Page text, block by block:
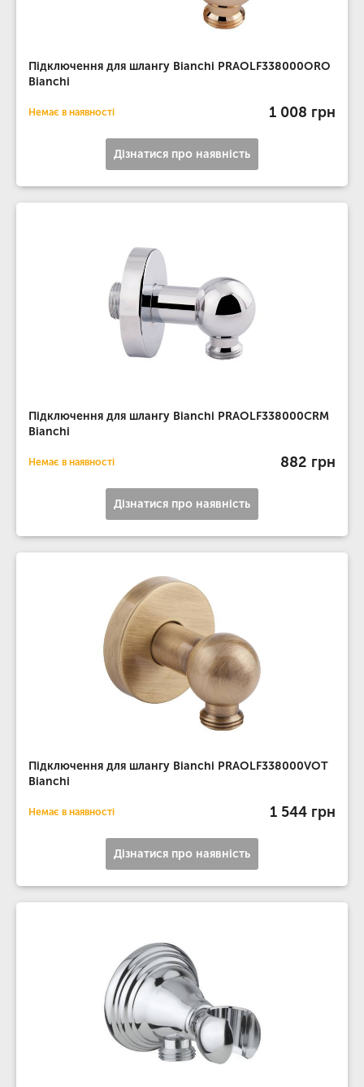
Підключення для шлангу Bianchi PRAOLF338000ORO
Bianchi
Немає в наявності 1 008 грн
Дізнатися про наявність
Підключення для шлангу Bianchi PRAOLF338000CRM
Bianchi
Немає в наявності 882 грн
Дізнатися про наявність
Підключення для шлангу Bianchi PRAOLF338000VOT
Bianchi
Немає в наявності 1 544 грн
Дізнатися про наявність